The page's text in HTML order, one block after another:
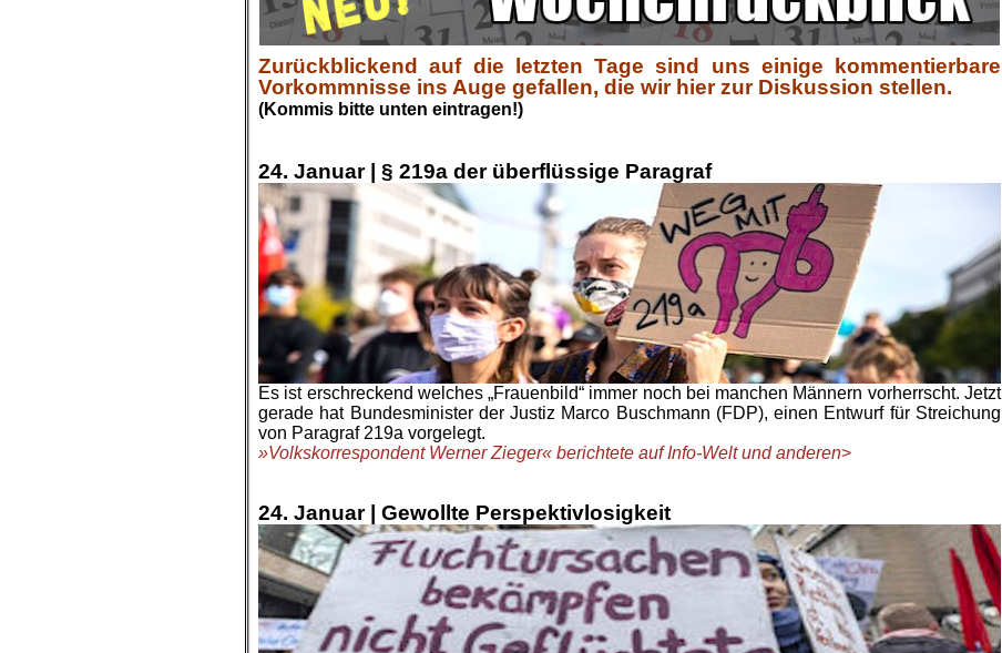
Zurückblickend auf die letzten Tage sind uns einige kommentierbare
Vorkommnisse ins Auge gefallen, die wir hier zur Diskussion stellen.
(Kommis bitte unten eintragen!)
24. Januar | § 219a der überflüssige Paragraf
Es ist erschreckend welches „Frauenbild“ immer noch bei manchen Männern vorherrscht. Jetzt
gerade hat Bundesminister der Justiz Marco Buschmann (FDP), einen Entwurf für Streichung
von Paragraf 219a vorgelegt.
»Volkskorrespondent Werner Zieger« berichtete auf Info-Welt und anderen>
24. Januar | Gewollte Perspektivlosigkeit